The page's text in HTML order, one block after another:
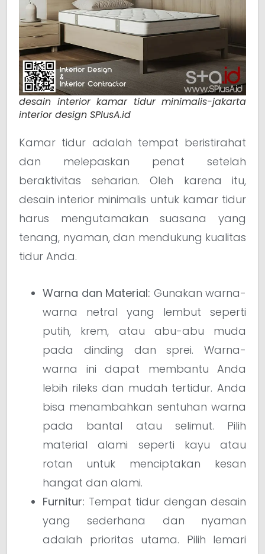
desain interior kamar tidur minimalis-jakarta
interior design SPlusA.id
Kamar tidur adalah tempat beristirahat
dan melepaskan penat setelah
beraktivitas seharian. Oleh karena itu,
desain interior minimalis untuk kamar tidur
harus mengutamakan suasana yang
tenang, nyaman, dan mendukung kualitas
tidur Anda.
Warna dan Material: Gunakan warna-
warna netral yang lembut seperti
putih, krem, atau abu-abu muda
pada dinding dan sprei. Warna-
warna ini dapat membantu Anda
lebih rileks dan mudah tertidur. Anda
bisa menambahkan sentuhan warna
pada bantal atau selimut. Pilih
material alami seperti kayu atau
rotan untuk menciptakan kesan
hangat dan alami.
Furnitur: Tempat tidur dengan desain
yang sederhana dan nyaman
adalah prioritas utama. Pilih lemari